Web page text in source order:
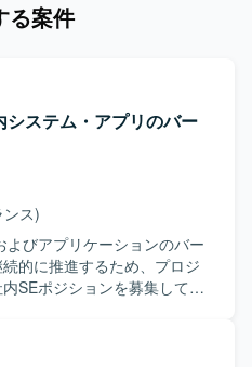
る案件
システム・アプリのバー
ス)
よびアプリケーションのバー
的に推進するため、プロジ
SEポジションを募集してお
クトマネジメント全般を担